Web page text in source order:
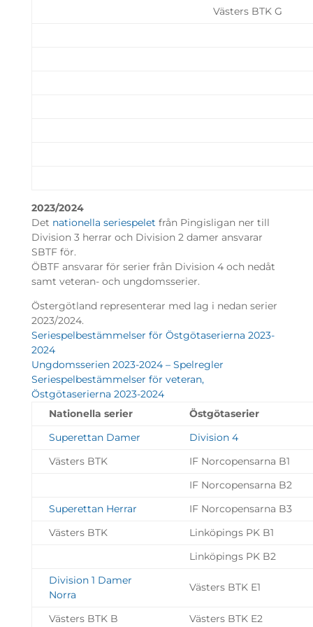
Västers BTK G
2023/2024
Det nationella seriespelet från Pingisligan ner till
Division 3 herrar och Division 2 damer ansvarar
SBTF för.
ÖBTF ansvarar för serier från Division 4 och nedåt
samt veteran- och ungdomsserier.
Östergötland representerar med lag i nedan serier
2023/2024.
Seriespelbestämmelser för Östgötaserierna 2023-
2024
Ungdomsserien 2023-2024 – Spelregler
Seriespelbestämmelser för veteran,
Östgötaserierna 2023-2024
Nationella serier
Östgötaserier
Superettan Damer
Division 4
Västers BTK
IF Norcopensarna B1
IF Norcopensarna B2
Superettan Herrar
IF Norcopensarna B3
Västers BTK
Linköpings PK B1
Linköpings PK B2
Division 1 Damer
Norra
Västers BTK E1
Västers BTK B Västers BTK E2